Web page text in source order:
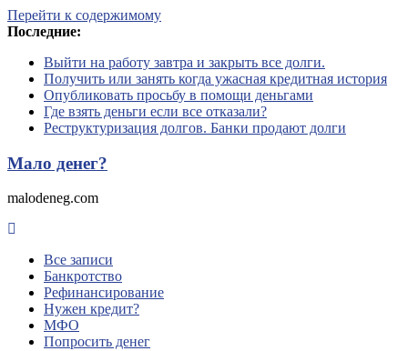
Перейти к содержимому
Последние:
Выйти на работу завтра и закрыть все долги.
Получить или занять когда ужасная кредитная история
Опубликовать просьбу в помощи деньгами
Где взять деньги если все отказали?
Реструктуризация долгов. Банки продают долги
Мало денег?
malodeneg.com
Все записи
Банкротство
Рефинансирование
Нужен кредит?
МФО
Попросить денег